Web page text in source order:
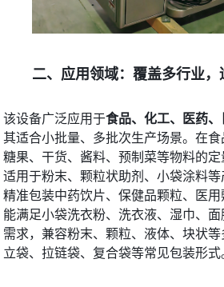
二、应用领域：覆盖多行业
该设备广泛应用于食品、化工、医药
其适合小批量、多批次生产场景。在食
糖果、干货、酱料、预制菜等物料的定
适用于粉末、颗粒状助剂、小袋涂料
精准包装中药饮片、保健品颗粒、医
能满足小袋洗衣粉、洗衣液、湿巾、
需求，兼容粉末、颗粒、液体、块状
立袋、拉链袋、复合袋等常见包装形式